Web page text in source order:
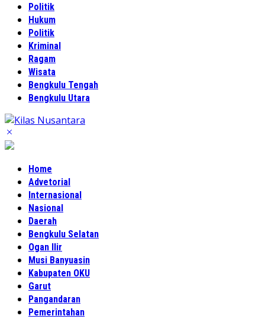
Politik
Hukum
Politik
Kriminal
Ragam
Wisata
Bengkulu Tengah
Bengkulu Utara
Home
Advetorial
Internasional
Nasional
Daerah
Bengkulu Selatan
Ogan Ilir
Musi Banyuasin
Kabupaten OKU
Garut
Pangandaran
Pemerintahan